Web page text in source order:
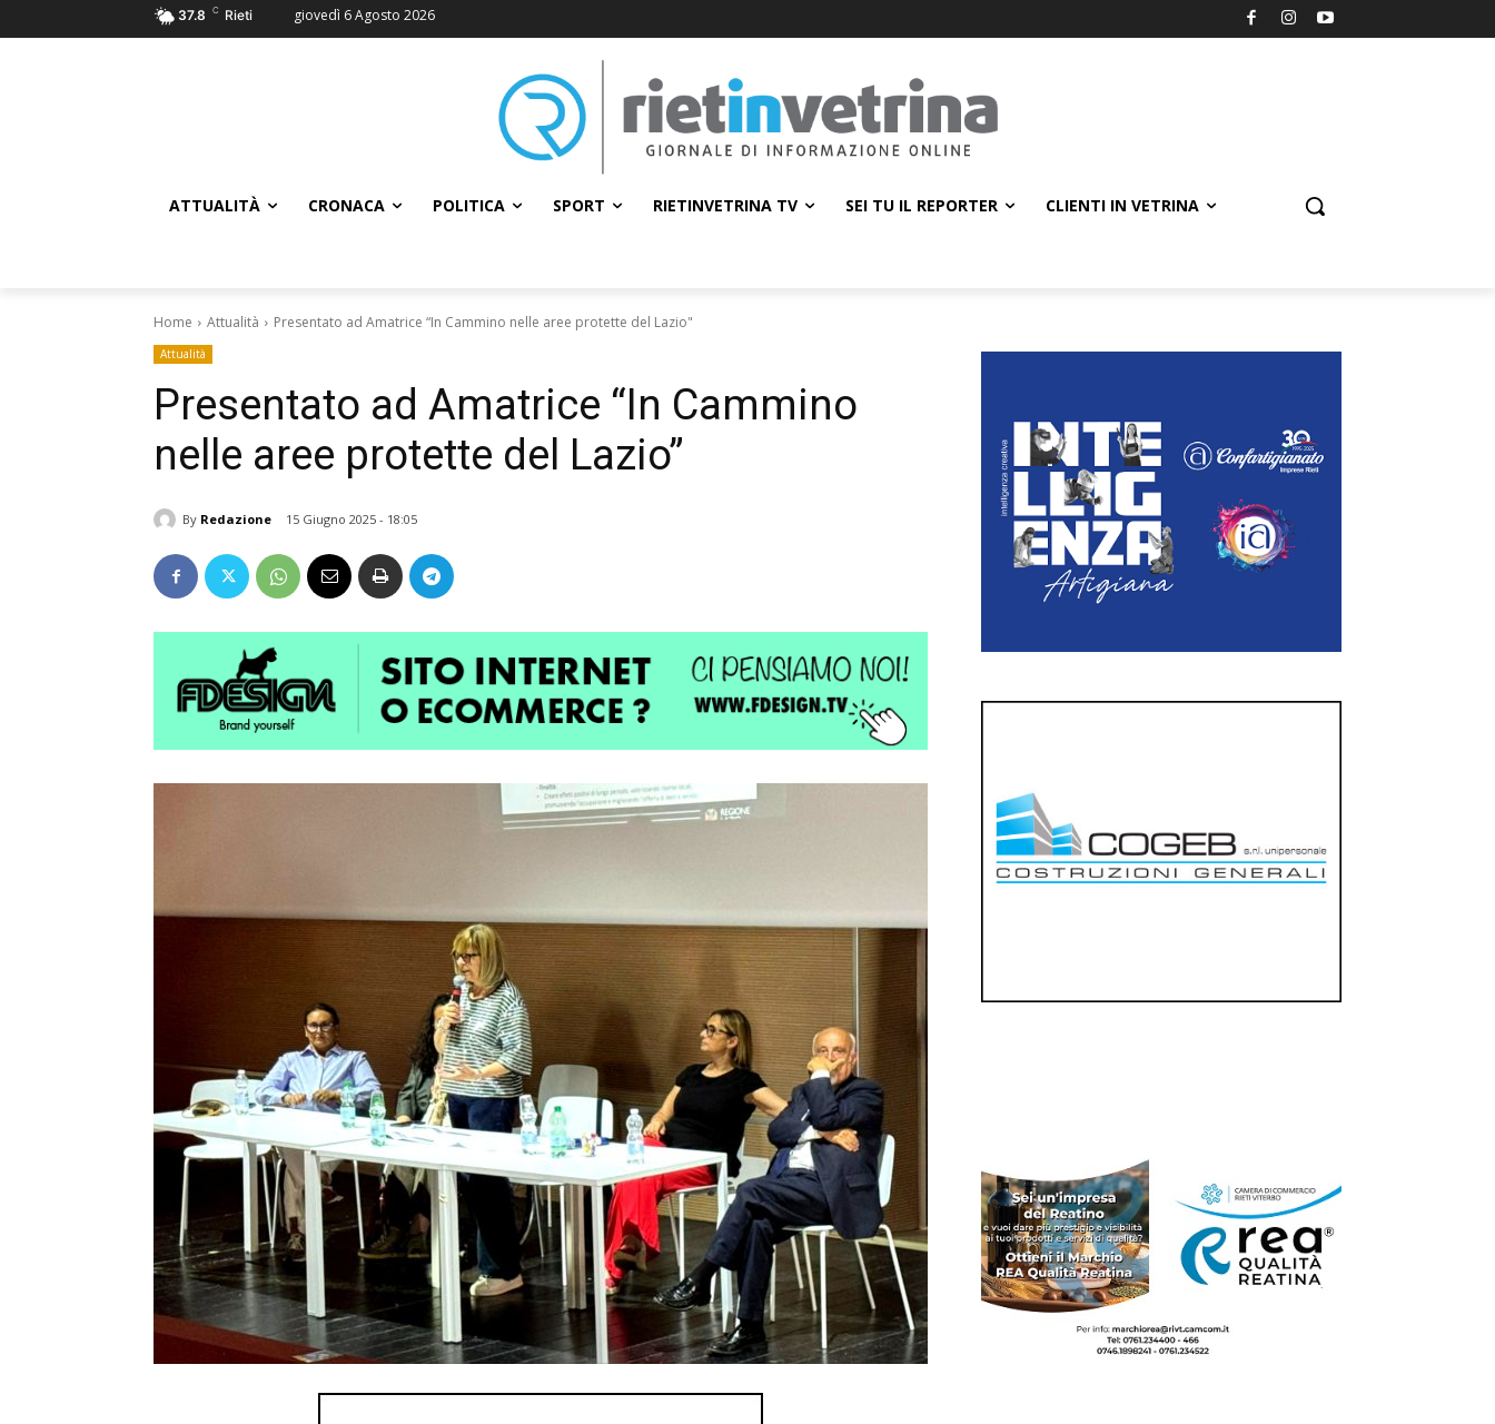
37.8 C Rieti giovedì 6 Agosto 2026
ATTUALITÀ CRONACA POLITICA SPORT RIETINVETRINA TV SEI TU IL REPORTER CLIENTI IN VETRINA
Home Attualità Presentato ad Amatrice “In Cammino nelle aree protette del Lazio"
Attualità
Presentato ad Amatrice “In Cammino
nelle aree protette del Lazio”
By Redazione 15 Giugno 2025 - 18:05